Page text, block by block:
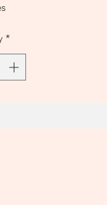
*